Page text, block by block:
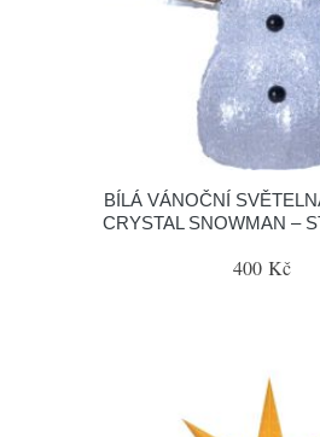
BÍLÁ VÁNOČNÍ
CRYSTAL SNOWMAN –
400 Kč